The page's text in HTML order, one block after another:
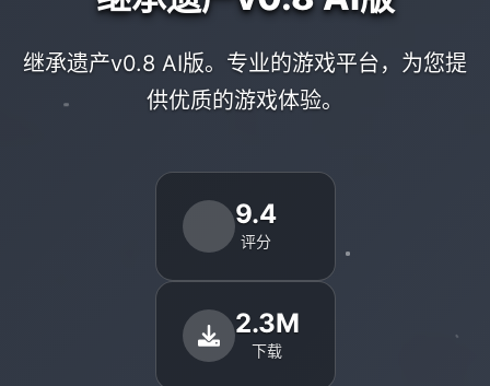
继承遗产v0.8 AI版。专业的游戏平台，为您提
供优质的游戏体验。
9.4
评分
2.3M
下载